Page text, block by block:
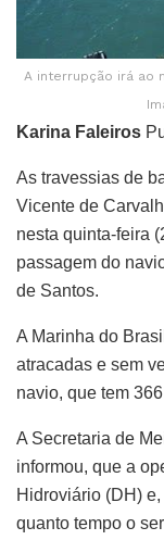
A interrupção irá ao
Karina Faleiros
As travessias de
Vicente de
nesta quinta-feira
passagem do
de Santos.
A Marinha do
atracadas e sem
navio, que tem
A Secretaria de
informou, que a
Hidroviário (DH)
quanto tempo o